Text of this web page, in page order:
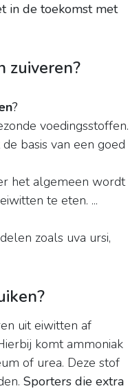
in de toekomst met
zuiveren?
?
voedingsstoffen.
basis van een goed
het algemeen wordt
te eten. ...
zoals uva ursi,
uit eiwitten af
komt ammoniak
of urea. Deze stof
Sporters die extra